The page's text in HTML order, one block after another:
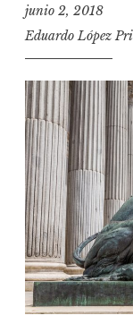
junio 2, 2018
Eduardo López